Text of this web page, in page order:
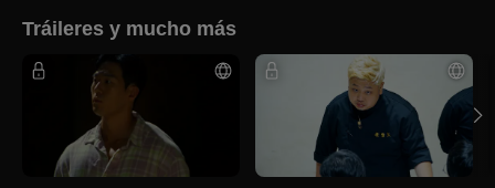
Tráileres y mucho más